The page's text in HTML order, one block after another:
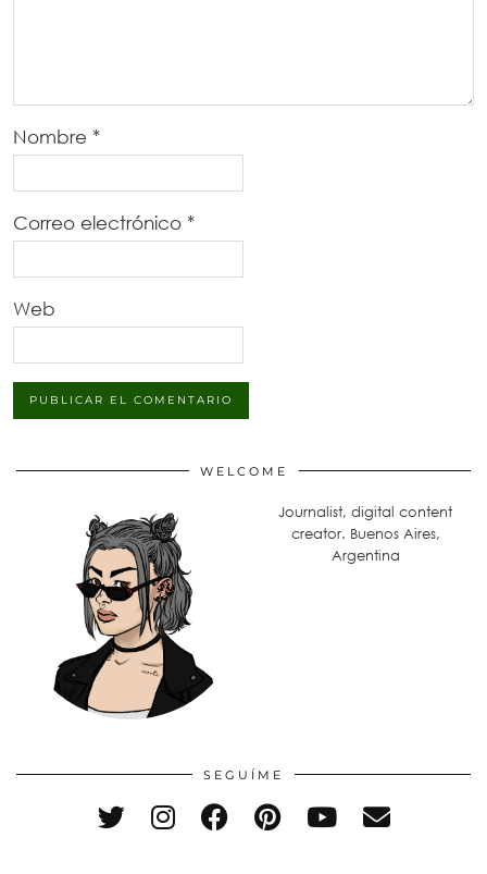
Nombre *
Correo electrónico *
Web
WELCOME
Journalist, digital content
creator. Buenos Aires,
Argentina
SEGUÍME